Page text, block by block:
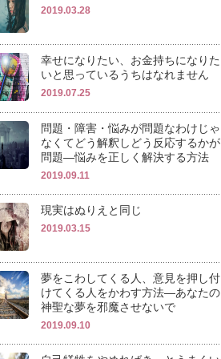
2019.03.28
幸せになりたい、お金持ちになりた
いと思っているうちはなれません
2019.07.25
問題・障害・悩みが問題なわけじゃ
なくてどう解釈しどう反応するかが
問題―悩みを正しく解決する方法
2019.09.11
現実はぬりえと同じ
2019.03.15
夢をこわしてくる人、意見を押し付
けてくる人をかわす方法―あなたの
神聖な夢を邪魔させないで
2019.09.10